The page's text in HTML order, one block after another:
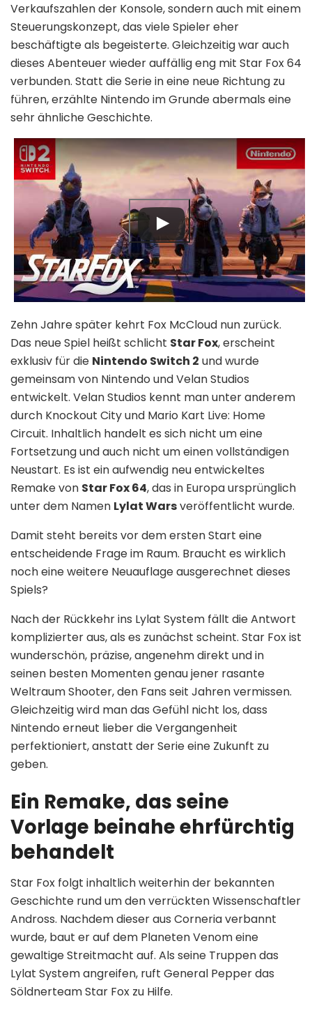
Verkaufszahlen der Konsole, sondern auch mit einem
Steuerungskonzept, das viele Spieler eher
beschäftigte als begeisterte. Gleichzeitig war auch
dieses Abenteuer wieder auffällig eng mit Star Fox 64
verbunden. Statt die Serie in eine neue Richtung zu
führen, erzählte Nintendo im Grunde abermals eine
sehr ähnliche Geschichte.
Zehn Jahre später kehrt Fox McCloud nun zurück.
Das neue Spiel heißt schlicht Star Fox, erscheint
exklusiv für die Nintendo Switch 2 und wurde
gemeinsam von Nintendo und Velan Studios
entwickelt. Velan Studios kennt man unter anderem
durch Knockout City und Mario Kart Live: Home
Circuit. Inhaltlich handelt es sich nicht um eine
Fortsetzung und auch nicht um einen vollständigen
Neustart. Es ist ein aufwendig neu entwickeltes
Remake von Star Fox 64, das in Europa ursprünglich
unter dem Namen Lylat Warsveröffentlicht wurde.
Damit steht bereits vor dem ersten Start eine
entscheidende Frage im Raum. Braucht es wirklich
noch eine weitere Neuauflage ausgerechnet dieses
Spiels?
Nach der Rückkehr ins Lylat System fällt die Antwort
komplizierter aus, als es zunächst scheint. Star Fox ist
wunderschön, präzise, angenehm direkt und in
seinen besten Momenten genau jener rasante
Weltraum Shooter, den Fans seit Jahren vermissen.
Gleichzeitig wird man das Gefühl nicht los, dass
Nintendo erneut lieber die Vergangenheit
perfektioniert, anstatt der Serie eine Zukunft zu
geben.
Ein Remake, das seine
Vorlage beinahe ehrfürchtig
behandelt
Star Fox folgt inhaltlich weiterhin der bekannten
Geschichte rund um den verrückten Wissenschaftler
Andross. Nachdem dieser aus Corneria verbannt
wurde, baut er auf dem Planeten Venom eine
gewaltige Streitmacht auf. Als seine Truppen das
Lylat System angreifen, ruft General Pepper das
Söldnerteam Star Fox zu Hilfe.